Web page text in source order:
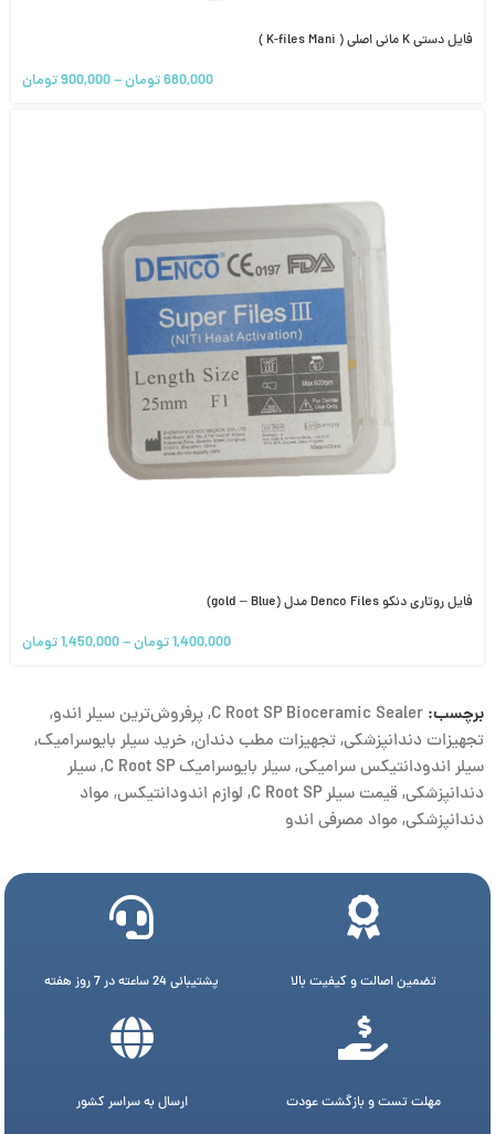
فایل دستی K مانی اصلی ( K-files Mani )
680,000تومان–
900,000تومان
فایل روتاری دنکو Denco Files مدل (gold – Blue)
1,400,000تومان–
1,450,000تومان
برچسب: C Root SP Bioceramic Sealer
,پرفروش‌ترین سیلر اندو,
تجهیزات دندانپزشکی,تجهیزات مطب دندان, خرید سیلر بایوسرامیک,
سیلر اندودانتیکس سرامیکی,سیلر بایوسرامیک C Root SP ,سیلر
دندانپزشکی,قیمت سیلر C Root SP , لوازم اندودانتیکس, مواد
دندانپزشکی, مواد مصرفی اندو
تضمین اصالت و کیفیت بالا پشتیبانی 24 ساعته در 7 روز هفته
مهلت تست و بازگشت عودت ارسال به سراسر کشور